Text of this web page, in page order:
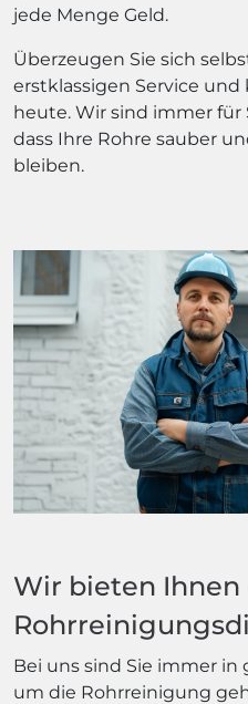
jede Menge Geld.
Überzeugen Sie sich
erstklassigen Service
heute. Wir sind immer für
dass Ihre Rohre sauber
bleiben.
Wir bieten
Bei uns sind Sie immer
um die Rohrreinigung